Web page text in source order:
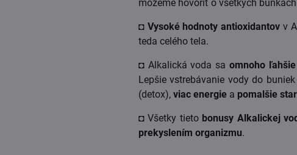
môžeme hovoriť o všetkých
◘Vysoké hodnoty antioxidantov v
teda celého tela.
◘ Alkalická voda sa omnoho
Lepšie vstrebávanie vody do
(detox), viac energiea pomalšie
◘ Všetky tieto bonusy Alkalickej
prekyslením organizmu.